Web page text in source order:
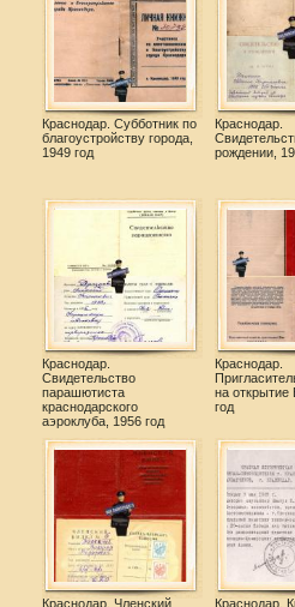
Краснодар. Субботник по
благоустройству города,
1949 год
Краснодар.
рождении,
Краснодар.
Свидетельство
парашютиста
краснодарского
аэроклуба, 1956 год
Краснодар.
на
год
Краснодар. Членский
Краснодар.